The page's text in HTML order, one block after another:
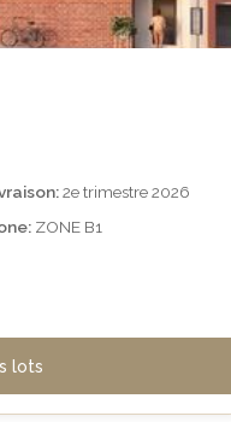
2e trimestre 2026
ZONE B1
lots